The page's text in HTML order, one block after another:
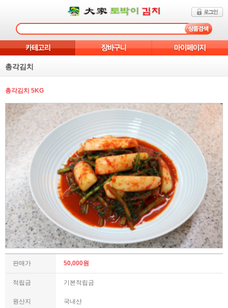
총각김치
총각김치 5KG
판매가 50,000원
적립금 기본적립금
원산지 국내산